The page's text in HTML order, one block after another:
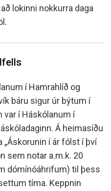
lokinni nokkurra daga
í Hamrahlíð og
báru sigur úr býtum í
var í Háskólanum í
Á heimasíðu
„Áskorunin í ár fólst í því
sem notar a.m.k. 20
dómínóáhrifum) til þess
tíma. Keppnin